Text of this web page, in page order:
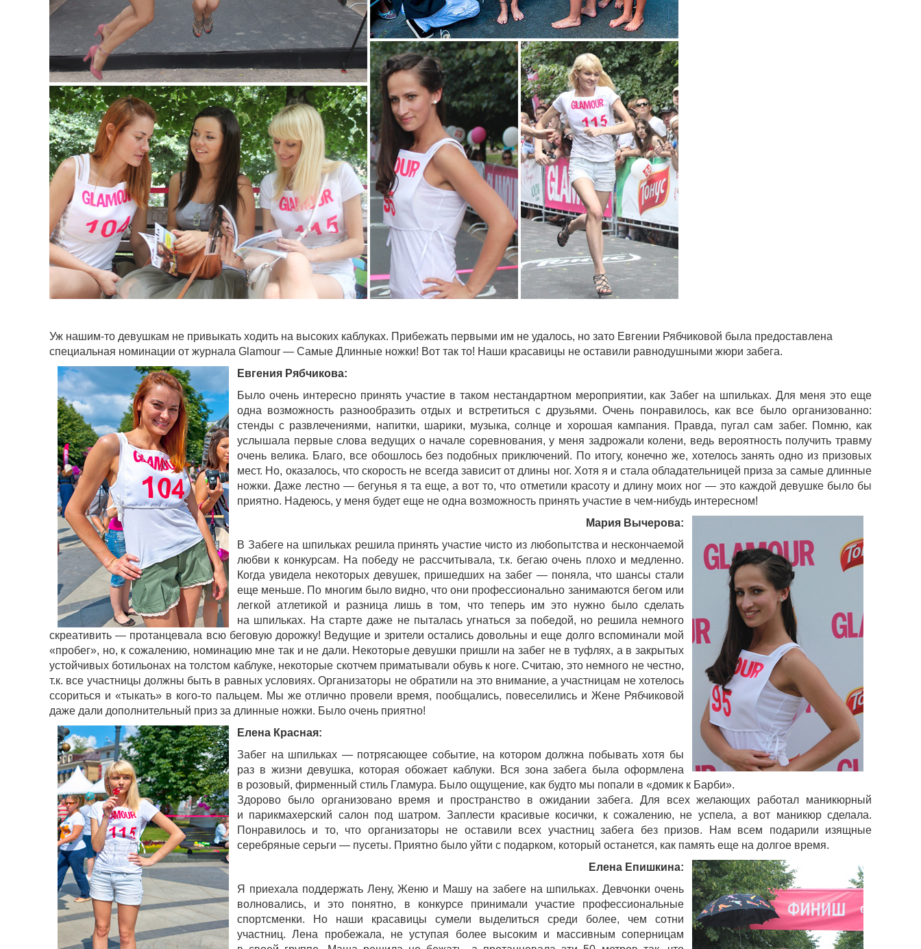
Уж нашим-то девушкам не привыкать ходить на высоких каблуках. Прибежать первыми им не удалось, но зато Евгении Рябчиковой была предоставлена
специальная номинации от журнала Glamour — Самые Длинные ножки! Вот так то! Наши красавицы не оставили равнодушными жюри забега.
Евгения Рябчикова:
Было очень интересно принять участие в таком нестандартном мероприятии, как Забег на шпильках. Для меня это еще
одна возможность разнообразить отдых и встретиться с друзьями. Очень понравилось, как все было организованно:
стенды с развлечениями, напитки, шарики, музыка, солнце и хорошая кампания. Правда, пугал сам забег. Помню, как
услышала первые слова ведущих о начале соревнования, у меня задрожали колени, ведь вероятность получить травму
очень велика. Благо, все обошлось без подобных приключений. По итогу, конечно же, хотелось занять одно из призовых
мест. Но, оказалось, что скорость не всегда зависит от длины ног. Хотя я и стала обладательницей приза за самые длинные
ножки. Даже лестно — бегунья я та еще, а вот то, что отметили красоту и длину моих ног — это каждой девушке было бы
приятно. Надеюсь, у меня будет еще не одна возможность принять участие в чем-нибудь интересном!
Мария Вычерова:
В Забеге на шпильках решила принять участие чисто из любопытства и нескончаемой
любви к конкурсам. На победу не рассчитывала, т.к. бегаю очень плохо и медленно.
Когда увидела некоторых девушек, пришедших на забег — поняла, что шансы стали
еще меньше. По многим было видно, что они профессионально занимаются бегом или
легкой атлетикой и разница лишь в том, что теперь им это нужно было сделать
на шпильках. На старте даже не пыталась угнаться за победой, но решила немного
скреативить — протанцевала всю беговую дорожку! Ведущие и зрители остались довольны и еще долго вспоминали мой
«пробег», но, к сожалению, номинацию мне так и не дали. Некоторые девушки пришли на забег не в туфлях, а в закрытых
устойчивых ботильонах на толстом каблуке, некоторые скотчем приматывали обувь к ноге. Считаю, это немного не честно,
т.к. все участницы должны быть в равных условиях. Организаторы не обратили на это внимание, а участницам не хотелось
ссориться и «тыкать» в кого-то пальцем. Мы же отлично провели время, пообщались, повеселились и Жене Рябчиковой
даже дали дополнительный приз за длинные ножки. Было очень приятно!
Елена Красная:
Забег на шпильках — потрясающее событие, на котором должна побывать хотя бы
раз в жизни девушка, которая обожает каблуки. Вся зона забега была оформлена
в розовый, фирменный стиль Гламура. Было ощущение, как будто мы попали в «домик к Барби».
Здорово было организовано время и пространство в ожидании забега. Для всех желающих работал маникюрный
и парикмахерский салон под шатром. Заплести красивые косички, к сожалению, не успела, а вот маникюр сделала.
Понравилось и то, что организаторы не оставили всех участниц забега без призов. Нам всем подарили изящные
серебряные серьги — пусеты. Приятно было уйти с подарком, который останется, как память еще на долгое время.
Елена Епишкина:
Я приехала поддержать Лену, Женю и Машу на забеге на шпильках. Девчонки очень
волновались, и это понятно, в конкурсе принимали участие профессиональные
спортсменки. Но наши красавицы сумели выделиться среди более, чем сотни
участниц. Лена пробежала, не уступая более высоким и массивным соперницам